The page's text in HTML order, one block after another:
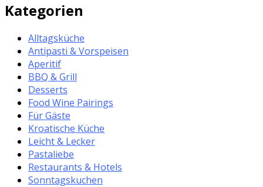
Kategorien
Alltagsküche
Antipasti & Vorspeisen
Aperitif
BBQ & Grill
Desserts
Food Wine Pairings
Für Gäste
Kroatische Küche
Leicht & Lecker
Pastaliebe
Restaurants & Hotels
Sonntagskuchen